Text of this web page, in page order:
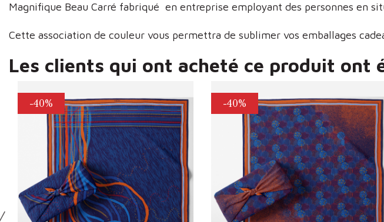
Magnifique Beau Carré fabriqué en entreprise employant des personnes en
Cette association de couleur vous permettra de sublimer vos emballages
Les clients qui ont acheté ce produit ont
-40% -40%